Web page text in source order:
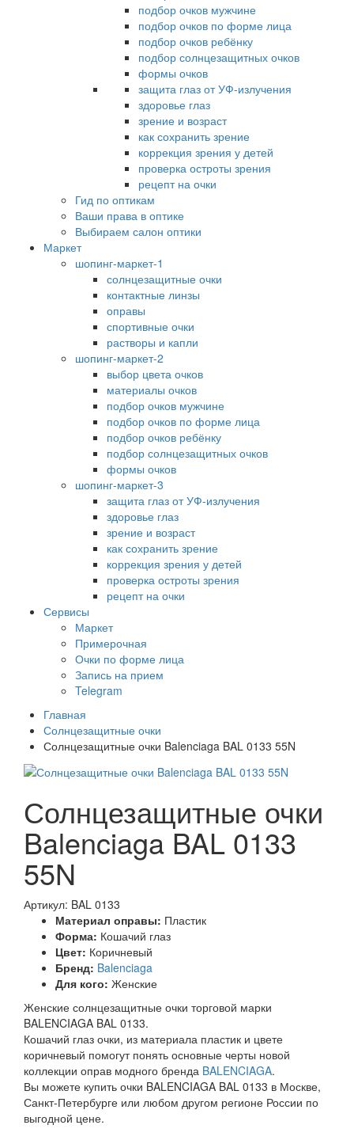
подбор очков мужчине
подбор очков по форме лица
подбор очков ребёнку
подбор солнцезащитных очков
формы очков
защита глаз от УФ-излучения
здоровье глаз
зрение и возраст
как сохранить зрение
коррекция зрения у детей
проверка остроты зрения
рецепт на очки
Гид по оптикам
Ваши права в оптике
Выбираем салон оптики
Маркет
шопинг-маркет-1
солнцезащитные очки
контактные линзы
оправы
спортивные очки
растворы и капли
шопинг-маркет-2
выбор цвета очков
материалы очков
подбор очков мужчине
подбор очков по форме лица
подбор очков ребёнку
подбор солнцезащитных очков
формы очков
шопинг-маркет-3
защита глаз от УФ-излучения
здоровье глаз
зрение и возраст
как сохранить зрение
коррекция зрения у детей
проверка остроты зрения
рецепт на очки
Сервисы
Маркет
Примерочная
Очки по форме лица
Запись на прием
Telegram
Главная
Солнцезащитные очки
Солнцезащитные очки Balenciaga BAL 0133 55N
Солнцезащитные очки
Balenciaga BAL 0133
55N
Артикул: BAL 0133
Материал оправы: Пластик
Форма: Кошачий глаз
Цвет: Коричневый
Бренд: Balenciaga
Для кого: Женские
Женские солнцезащитные очки торговой марки
BALENCIAGA BAL 0133.
Кошачий глаз очки, из материала пластик и цвете
коричневый помогут понять основные черты новой
коллекции оправ модного бренда BALENCIAGA.
Вы можете купить очки BALENCIAGA BAL 0133 в Москве,
Санкт-Петербурге или любом другом регионе России по
выгодной цене.